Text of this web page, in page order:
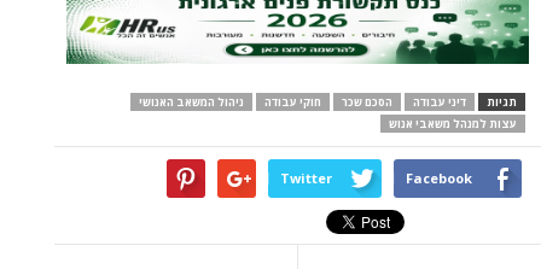
תגיות דיני עבודה הסכם שכר חוקי עבודה
ניהול המשאב האנושי
עצות למנהל משאבי אנוש
Facebook
Twitter